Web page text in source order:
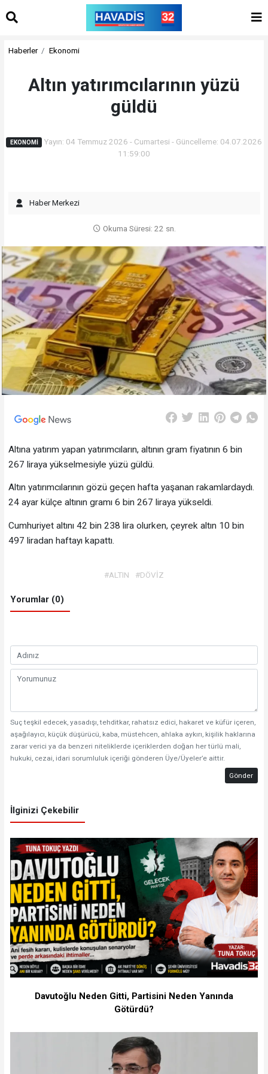
Haberler Ekonomi
Altın yatırımcılarının yüzü
güldü
EKONOMI
Yayın: 04 Temmuz 2026 - Cumartesi - Güncelleme: 04.07.2026
11:59:00
Haber Merkezi
Okuma Süresi: 22 sn.
Altına yatırım yapan yatırımcıların, altının gram fiyatının 6 bin
267 liraya yükselmesiyle yüzü güldü.
Altın yatırımcılarının gözü geçen hafta yaşanan rakamlardaydı.
24 ayar külçe altının gramı 6 bin 267 liraya yükseldi.
Cumhuriyet altını 42 bin 238 lira olurken, çeyrek altın 10 bin
497 liradan haftayı kapattı.
#ALTIN #DÖVİZ
Yorumlar (0)
Suç teşkil edecek, yasadışı, tehditkar, rahatsız edici, hakaret ve küfür içeren,
aşağılayıcı, küçük düşürücü, kaba, müstehcen, ahlaka aykırı, kişilik haklarına
zarar verici ya da benzeri niteliklerde içeriklerden doğan her türlü mali,
hukuki, cezai, idari sorumluluk içeriği gönderen Üye/Üyeler’e aittir.
Gönder
İlginizi Çekebilir
Davutoğlu Neden Gitti, Partisini Neden Yanında
Götürdü?